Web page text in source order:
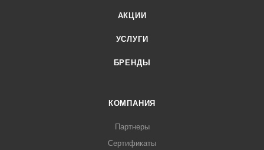
АКЦИИ
УСЛУГИ
БРЕНДЫ
КОМПАНИЯ
Партнеры
Сертификаты